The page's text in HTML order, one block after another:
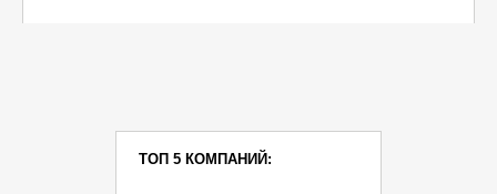
ТОП 5 КОМПАНИЙ: